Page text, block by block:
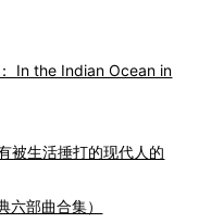
In the Indian Ocean in
被生活捶打的现代人的
六部曲合集）